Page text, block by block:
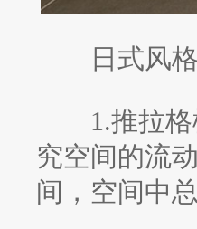
日式风格
1.推拉格
究空间的流
间，空间中